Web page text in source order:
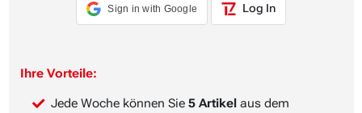
Sign in with Google Log In
Ihre Vorteile:
Jede Woche können Sie 5 Artikel aus dem